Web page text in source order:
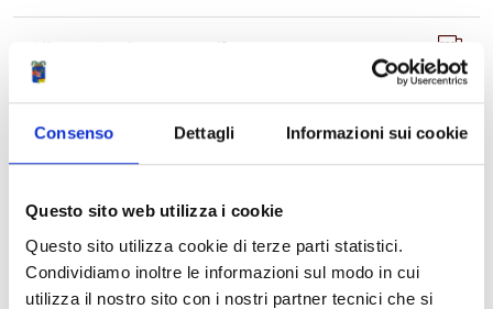
Consenso Dettagli Informazioni sui cookie
Questo sito web utilizza i cookie
Questo sito utilizza cookie di terze parti statistici.
Condividiamo inoltre le informazioni sul modo in cui
utilizza il nostro sito con i nostri partner tecnici che si
Allegato F - Contratto.pdf
Allegato 1 Pianta piano terra palazzetto.pdf
Allegato 2 Pianta piano interrato palazzetto.pdf
Allegato 3 Pianta piano terra palestra.pdf
Allegato 4 Pianta piano primo palestra.pdf